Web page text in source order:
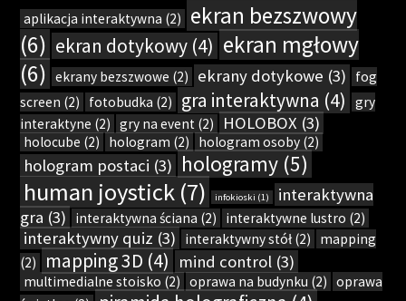
aplikacja interaktywna (2)
ekran bezszwowy
(6) ekran dotykowy (4) ekran mgłowy
(6) ekrany bezszwowe (2) ekrany dotykowe (3)
fog
screen (2) fotobudka (2) gra interaktywna (4)
gry
interaktyne (2) gry na event (2) HOLOBOX (3)
holocube (2) hologram (2) hologram osoby (2)
hologram postaci (3) hologramy (5)
human joystick (7) infokioski (1)
interaktywna
gra (3) interaktywna ściana (2) interaktywne lustro (2)
interaktywny quiz (3) interaktywny stół (2)
mapping
(2)
mapping 3D (4) mind control (3)
multimedialne stoisko (2) oprawa na budynku (2) oprawa